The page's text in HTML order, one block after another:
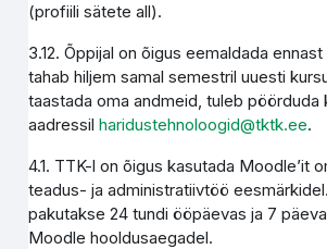
(profiili sätete all).
3.12. Õppijal on õigus eemaldada
tahab hiljem samal semestril uuesti
taastada oma andmeid, tuleb pöörduda
aadressilharidustehnoloogid@tktk.ee.
4.1. TTK-l on õigus kasutada Moodle’it
teadus- ja administratiivtöö
pakutakse 24 tundi ööpäevas ja 7
Moodle hooldusaegadel.